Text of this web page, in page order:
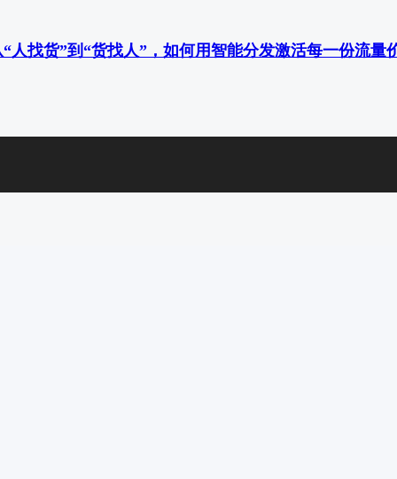
人找货”到“货找人”，如何用智能分发激活每一份流量